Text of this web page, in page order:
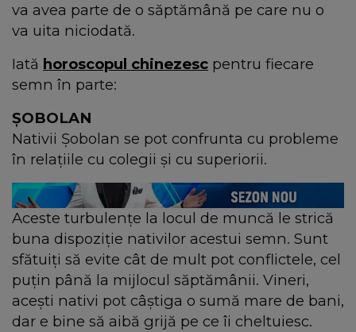
va avea parte de o săptămână pe care nu o
va uita niciodată.
Iată horoscopul chinezesc pentru fiecare
semn în parte:
ȘOBOLAN
Nativii Șobolan se pot confrunta cu probleme
în relațiile cu colegii și cu superiorii.
Aceste turbulențe la locul de muncă le strică
buna dispoziție nativilor acestui semn. Sunt
sfătuiți să evite cât de mult pot conflictele, cel
puțin până la mijlocul săptămânii. Vineri,
acești nativi pot câștiga o sumă mare de bani,
dar e bine să aibă grijă pe ce îi cheltuiesc.